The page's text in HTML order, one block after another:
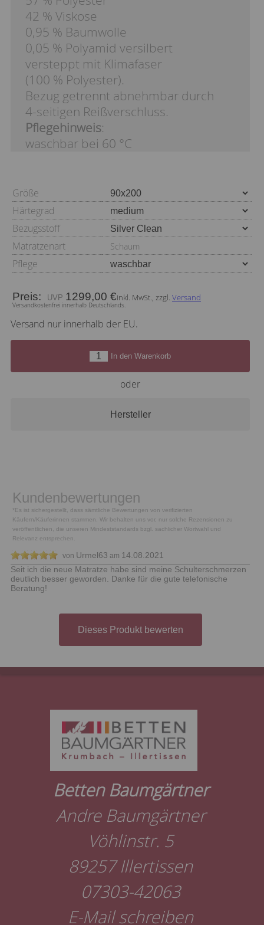
42 % Viskose
0,95 % Baumwolle
0,05 % Polyamid versilbert
versteppt mit Klimafaser
(100 % Polyester).
Bezug getrennt abnehmbar durch
4-seitigen Reißverschluss.
Pflegehinweis:
waschbar bei 60 °C
Größe
Härtegrad
Bezugsstoff
Matratzenart
Schaum
Pflege
Preis: 1299,00 €inkl. MwSt., zzgl. Versand
Versandkostenfrei innerhalb Deutschlands.
Versand nur innerhalb der EU.
In den Warenkorb
oder
Hersteller
Kundenbewertungen
*Es ist sichergestellt, dass sämtliche Bewertungen von verifizierten
Käufern/Käuferinnen stammen. Wir behalten uns vor, nur solche Rezensionen zu
veröffentlichen, die unseren Mindeststandards bzgl. sachlicher Wortwahl und
Relevanz entsprechen.
von Urmel63 am 14.08.2021
Seit ich die neue Matratze habe sind meine Schulterschmerzen
deutlich besser geworden. Danke für die gute telefonische
Beratung!
Dieses Produkt bewerten
Betten Baumgärtner
Andre Baumgärtner
Vöhlinstr. 5
89257 Illertissen
07303-42063
E-Mail schreiben